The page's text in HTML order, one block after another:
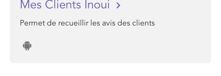
Mes Clients Inoui
Permet de recueillir les avis des clients